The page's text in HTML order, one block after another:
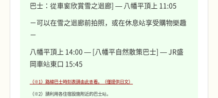
巴士：從車窗欣賞雪之迴廊] — 八幡平頂上 11:05
－可以在雪之迴廊前拍照，或在休息站享受購物樂趣
－
八幡平頂上 14:00 — [八幡平自然散策巴士] — JR盛
岡車站東口 15:45
（※1）路線巴士時刻表請由此查看。（僅提供日文）
（※2）請利用各住宿設施附近的巴士站。